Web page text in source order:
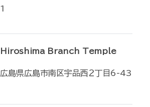
1
Hiroshima Branch Temple
広島県広島市南区宇品西２丁目6-43